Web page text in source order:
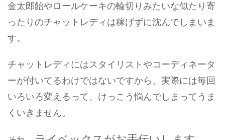
金太郎飴やロールケーキの輪切りみたいな似たり寄
ったりのチャットレディは稼げずに沈んでしまいま
す。
チャットレディにはスタイリストやコーディネータ
ーが付いてるわけではないですから、実際には毎回
いろいろ変えるって、けっこう悩んでしまってうま
くいきません。